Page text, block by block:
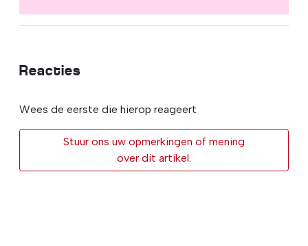
Reacties
Wees de eerste die hierop reageert
Stuur ons uw opmerkingen of mening
over dit artikel.